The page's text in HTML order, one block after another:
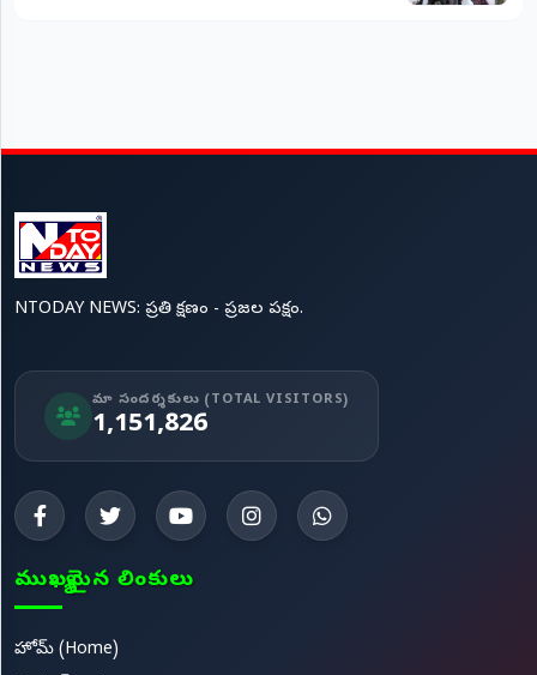
NTODAY NEWS: ప్రతి క్షణం - ప్రజల పక్షం.
మా సందర్శకులు (TOTAL VISITORS)
1,151,826
ముఖ్యమైన లింకులు
హోమ్ (Home)